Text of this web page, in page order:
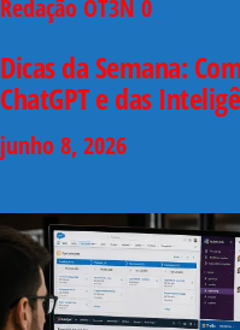
Redação OT3N 0
Dicas da Semana:
ChatGPT e das
junho 8, 2026